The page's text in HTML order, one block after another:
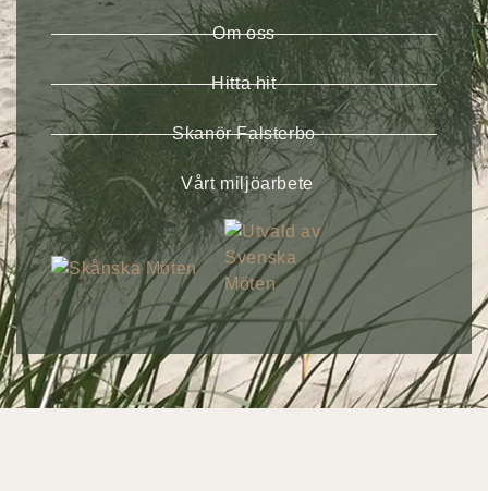
Om oss
Hitta hit
Skanör Falsterbo
Vårt miljöarbete